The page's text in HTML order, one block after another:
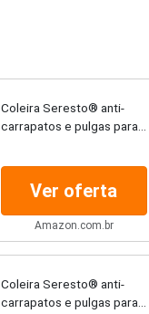
Coleira Seresto® anti-
carrapatos e pulgas para
Ver oferta
Amazon.com.br
Coleira Seresto® anti-
carrapatos e pulgas para